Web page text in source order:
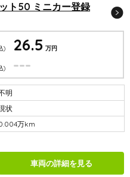
ト50 ミニカー登録
) 26.5 万円
) ---
明
状
万km
車両の詳細を見る